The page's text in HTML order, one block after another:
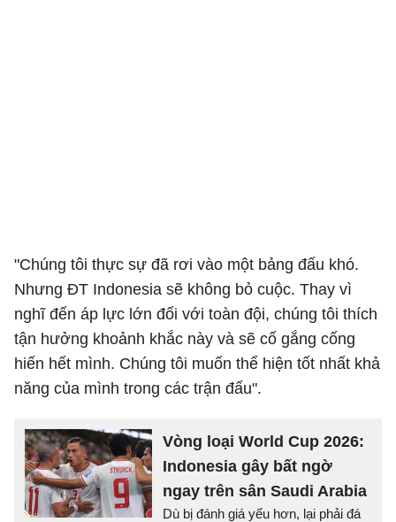
"Chúng tôi thực sự đã rơi vào một bảng đấu khó.
Nhưng ĐT Indonesia sẽ không bỏ cuộc. Thay vì
nghĩ đến áp lực lớn đối với toàn đội, chúng tôi thích
tận hưởng khoảnh khắc này và sẽ cố gắng cống
hiến hết mình. Chúng tôi muốn thể hiện tốt nhất khả
năng của mình trong các trận đấu".
Vòng loại World Cup 2026:
Indonesia gây bất ngờ
ngay trên sân Saudi Arabia
Dù bị đánh giá yếu hơn, lại phải đá